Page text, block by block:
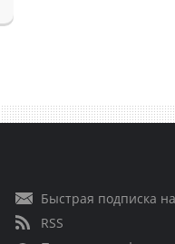
Быстрая подписка
RSS